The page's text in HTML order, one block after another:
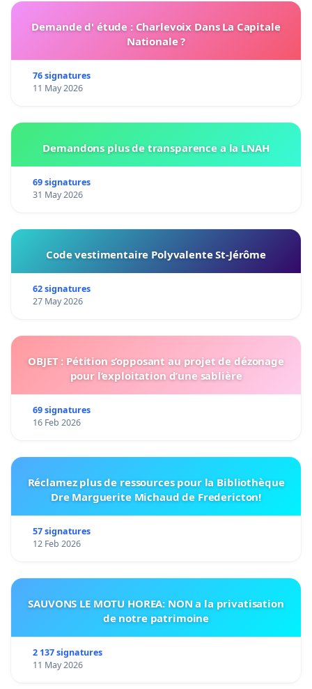
Demande d' étude : Charlevoix Dans La Capitale
Nationale ?
76 signatures
11 May 2026
Demandons plus de transparence a la LNAH
69 signatures
31 May 2026
Code vestimentaire Polyvalente St-Jérôme
62 signatures
27 May 2026
OBJET : Pétition s’opposant au projet de dézonage
pour l’exploitation d’une sablière
69 signatures
16 Feb 2026
Réclamez plus de ressources pour la Bibliothèque
Dre Marguerite Michaud de Fredericton!
57 signatures
12 Feb 2026
SAUVONS LE MOTU HOREA: NON a la privatisation
de notre patrimoine
2 137 signatures
11 May 2026